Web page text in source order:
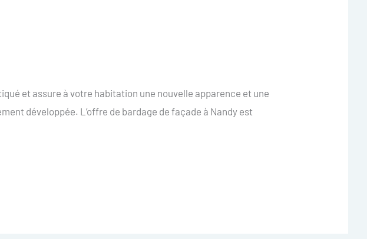
et assure à votre habitation une nouvelle apparence et une
développée. L’offre de bardage de façade à Nandy est